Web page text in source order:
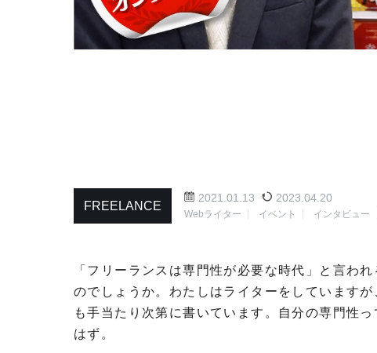
FREELANCE
2021.01.13 2023.04.20
Webライター イベント インタビュー
「フリーランスは専門性が必要な時代」と言わ
のでしょうか。わたしはライターをしています
も手当たり次第に書いています。自分の専門性
はず。